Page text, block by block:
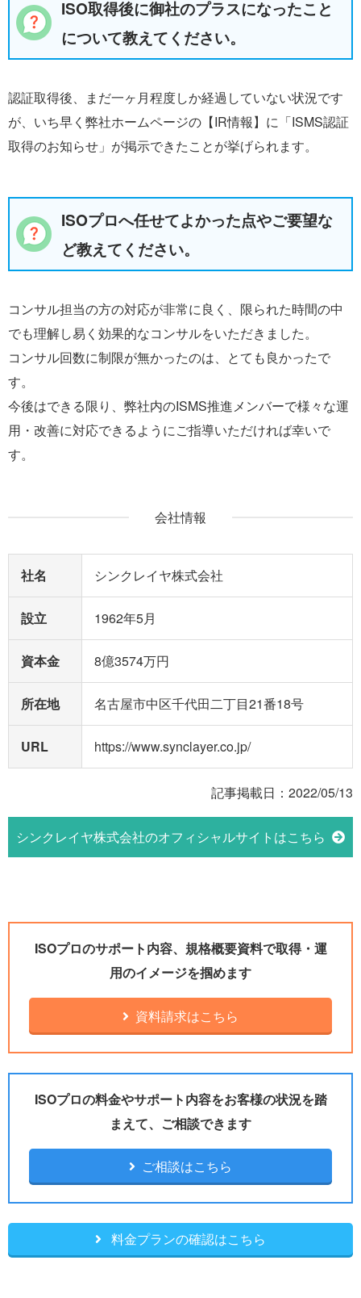
ISO取得後に御社のプラスになったこと
について教えてください。
認証取得後、まだ一ヶ月程度しか経過していない状況です
が、いち早く弊社ホームページの【IR情報】に「ISMS認証
取得のお知らせ」が掲示できたことが挙げられます。
ISOプロへ任せてよかった点やご要望な
ど教えてください。
コンサル担当の方の対応が非常に良く、限られた時間の中
でも理解し易く効果的なコンサルをいただきました。
コンサル回数に制限が無かったのは、とても良かったで
す。
今後はできる限り、弊社内のISMS推進メンバーで様々な運
用・改善に対応できるようにご指導いただければ幸いで
す。
会社情報
社名 シンクレイヤ株式会社
設立 1962年5⽉
資本金 8億3574万円
所在地 名古屋市中区千代田二丁目21番18号
URL https://www.synclayer.co.jp/
記事掲載日：2022/05/13
シンクレイヤ株式会社のオフィシャルサイトはこちら
ISOプロのサポート内容、規格概要資料で取得・運
用のイメージを掴めます
資料請求はこちら
ISOプロの料金やサポート内容をお客様の状況を踏
まえて、ご相談できます
ご相談はこちら
料金プランの確認はこちら